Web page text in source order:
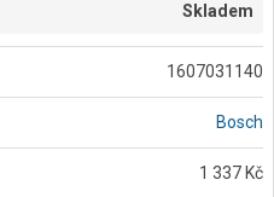
Skladem
1607031140
Bosch
1 337 Kč